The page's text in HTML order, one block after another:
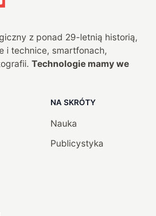
z ponad 29-letnią historią,
i technice, smartfonach,
Technologie mamy we
NA SKRÓTY
Nauka
Publicystyka